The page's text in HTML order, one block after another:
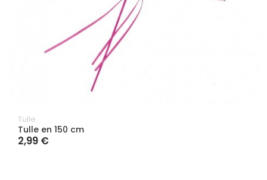
Tulle
Tulle en 150 cm
2,99 €